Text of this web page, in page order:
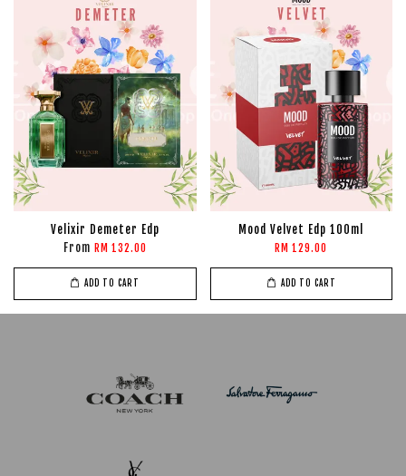
Velixir Demeter Edp
From RM 132.00
ADD TO CART
Mood Velvet Edp 100ml
RM 129.00
ADD TO CART